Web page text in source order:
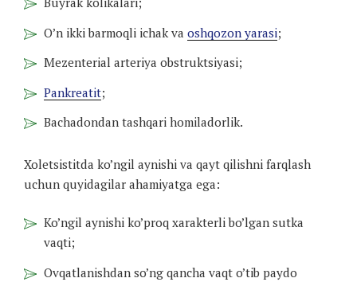
O’n ikki barmoqli ichak va oshqozon yarasi;
Mezenterial arteriya obstruktsiyasi;
Pankreatit;
Bachadondan tashqari homiladorlik.
Xoletsistitda ko’ngil aynishi va qayt qilishni farqlash
uchun quyidagilar ahamiyatga ega:
Ko’ngil aynishi ko’proq xarakterli bo’lgan sutka
vaqti;
Ovqatlanishdan so’ng qancha vaqt o’tib paydo